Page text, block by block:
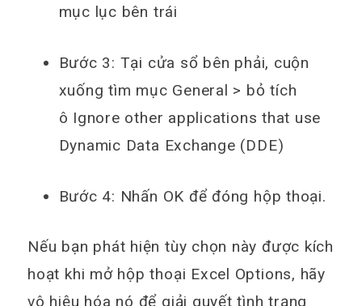
mục lục bên trái
Bước 3: Tại cửa sổ bên phải, cuộn
xuống tìm mục General > bỏ tích
ô Ignore other applications that use
Dynamic Data Exchange (DDE)
Bước 4: Nhấn OK để đóng hộp thoại.
Nếu bạn phát hiện tùy chọn này được kích
hoạt khi mở hộp thoại Excel Options, hãy
vô hiệu hóa nó để giải quyết tình trạng